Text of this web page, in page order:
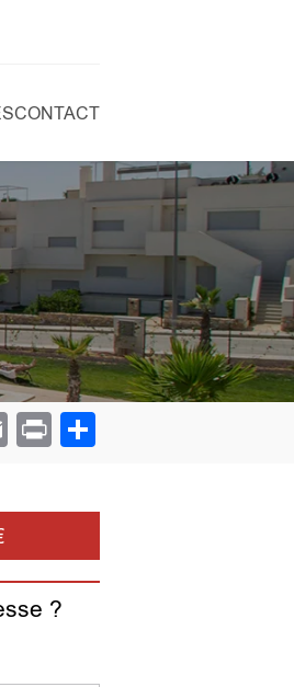
CONTACT
Email
Print
?